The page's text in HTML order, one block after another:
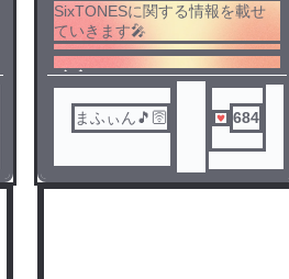
ノベ
SixTONESに関する情報を載せ
ていきます🎤
まふぃん🎵🛜 684